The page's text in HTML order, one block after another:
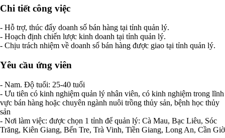
Chi tiết công việc
- Hỗ trợ, thúc đẩy doanh số bán hàng tại tỉnh quản lý.
- Hoạch định chiến lược kinh doanh tại tỉnh quản lý.
- Chịu trách nhiệm về doanh số bán hàng được giao tại tỉnh quản lý.
Yêu cầu ứng viên
- Nam. Độ tuổi: 25-40 tuổi
- Ưu tiên có kinh nghiệm quản lý nhân viên, có kinh nghiệm trong lĩnh
vực bán hàng hoặc chuyên ngành nuôi trồng thủy sản, bệnh học thủy
sản
- Nơi làm việc: được chọn 1 tỉnh để quản lý: Cà Mau, Bạc Liêu, Sóc
Trăng, Kiên Giang, Bến Tre, Trà Vinh, Tiền Giang, Long An, Cần Giờ